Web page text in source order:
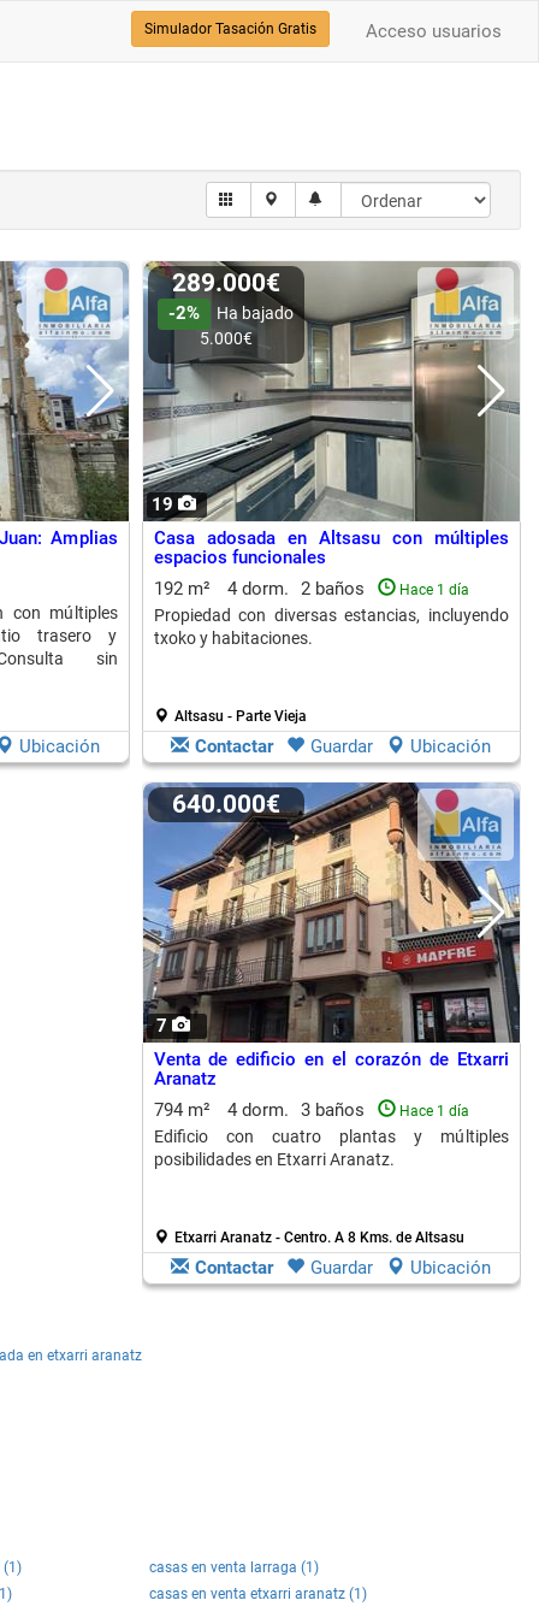
Acceso usuarios
Simulador Tasación Gratis
Amplias
con múltiples
trasero y
sin
Ubicación
19
289.000€
-2%
Ha bajado
5.000€
Casa adosada en Altsasu con múltiples
espacios funcionales
192 m²
4 dorm. 2 baños Hace 1 día
Propiedad con diversas estancias, incluyendo
txoko y habitaciones.
Altsasu - Parte Vieja
Contactar Guardar Ubicación
7
640.000€
Venta de edificio en el corazón de Etxarri
Aranatz
794 m²
4 dorm. 3 baños Hace 1 día
Edificio con cuatro plantas y múltiples
posibilidades en Etxarri Aranatz.
Etxarri Aranatz - Centro. A 8 Kms. de Altsasu
Contactar Guardar Ubicación
en etxarri aranatz
(1)
casas en venta larraga (1)
casas en venta etxarri aranatz (1)